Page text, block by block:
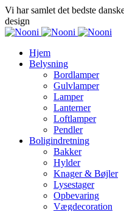
Vi har samlet det bedste
design
Hjem
Belysning
Bordlamper
Gulvlamper
Lamper
Lanterner
Loftlamper
Pendler
Boligindretning
Bakker
Hylder
Knager & Bøjler
Lysestager
Opbevaring
Vægdecoration